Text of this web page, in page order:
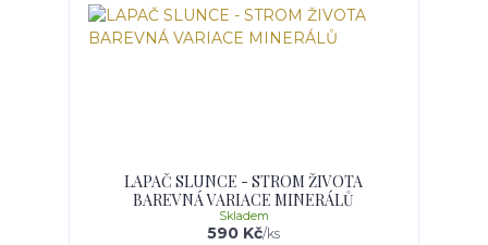
LAPAČ SLUNCE - STROM ŽIVOTA
BAREVNÁ VARIACE MINERÁLŮ
590 Kč/ks
Skladem